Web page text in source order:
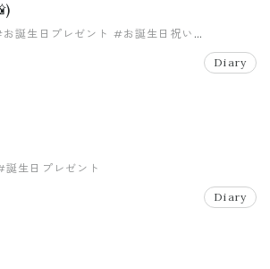
誕生日プレゼント #お誕生日祝い
Diary
誕生日プレゼント
Diary